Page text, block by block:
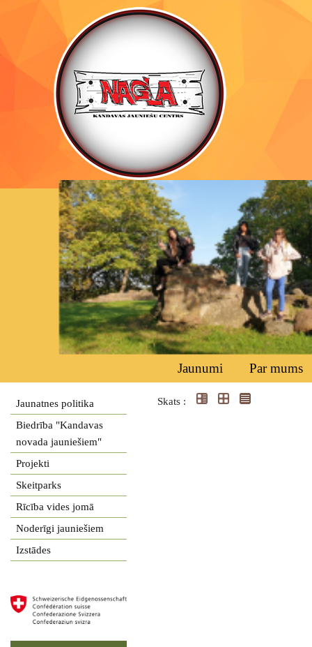
Jaunumi Par mums
Jaunatnes politika
Biedrība "Kandavas
novada jauniešiem"
Projekti
Skeitparks
Rīcība vides jomā
Noderīgi jauniešiem
Izstādes
Skats :